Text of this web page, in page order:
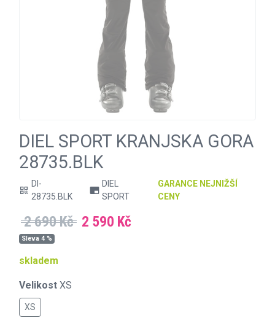
DIEL SPORT KRANJSKA GORA
28735.BLK
qr_code
DI-
28735.BLK
branding_watermark
DIEL
SPORT
GARANCE NEJNIŽŠÍ
CENY
2 690 Kč 2 590 Kč
Sleva 4 %
skladem
Velikost XS
XS